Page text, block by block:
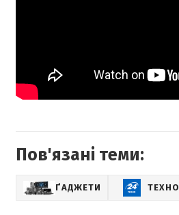
Пов'язані теми:
ҐАДЖЕТИ ТЕХНО